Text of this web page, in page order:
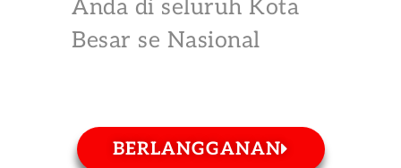
Anda di seluruh Kota
Besar se Nasional
BERLANGGANAN